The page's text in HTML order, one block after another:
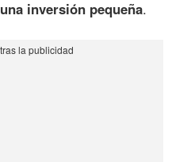
una inversión pequeña.